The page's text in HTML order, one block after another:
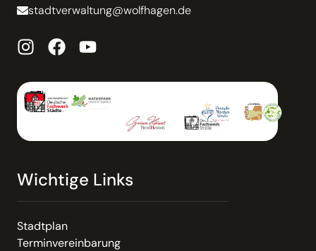
stadtverwaltung@wolfhagen.de
Wichtige Links
Stadtplan
Terminvereinbarung